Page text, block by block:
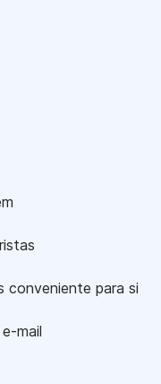
conveniente para si
mail